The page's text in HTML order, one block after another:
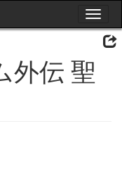
Toggle
外伝 聖